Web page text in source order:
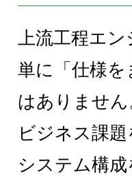
上流工程エン
単に「仕様
はありません
ビジネス課
システム構成